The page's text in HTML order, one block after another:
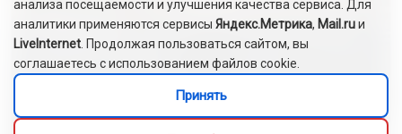
вкусный ужин.
Как рассказали Горсайту местные грибники, в лесах
Новосибирской области можно отыскать борови...